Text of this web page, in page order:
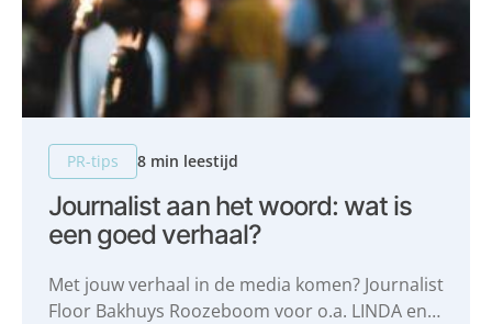
PR-tips 8 min leestijd
Journalist aan het woord: wat is
een goed verhaal?
Met jouw verhaal in de media komen? Journalist
Floor Bakhuys Roozeboom voor o.a. LINDA en